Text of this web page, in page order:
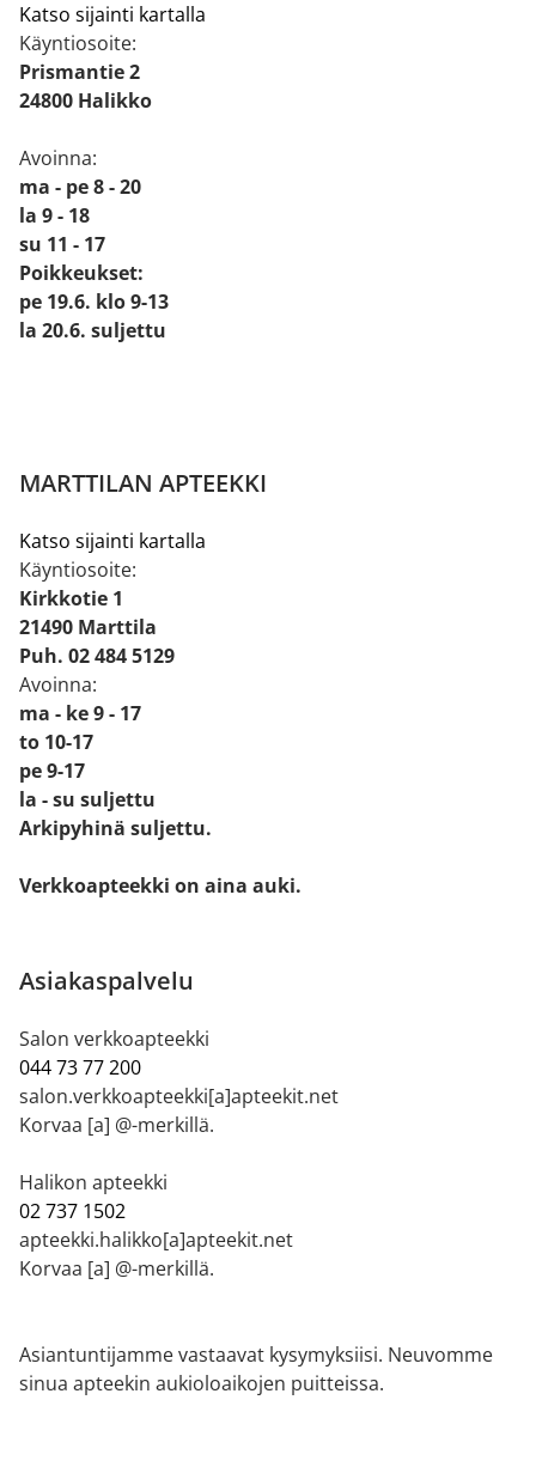
Katso sijainti kartalla
Käyntiosoite:
Prismantie 2
24800 Halikko
Avoinna:
ma - pe 8 - 20
la 9 - 18
su 11 - 17
Poikkeukset:
pe 19.6. klo 9-13
la 20.6. suljettu
MARTTILAN APTEEKKI
Katso sijainti kartalla
Käyntiosoite:
Kirkkotie 1
21490 Marttila
Puh. 02 484 5129
Avoinna:
ma - ke 9 - 17
to 10-17
pe 9-17
la - su suljettu
Arkipyhinä suljettu.
Verkkoapteekki on aina auki.
Asiakaspalvelu
Salon verkkoapteekki
044 73 77 200
salon.verkkoapteekki[a]apteekit.net
Korvaa [a] @-merkillä.
Halikon apteekki
02 737 1502
apteekki.halikko[a]apteekit.net
Korvaa [a] @-merkillä.
Asiantuntijamme vastaavat kysymyksiisi. Neuvomme
sinua apteekin aukioloaikojen puitteissa.